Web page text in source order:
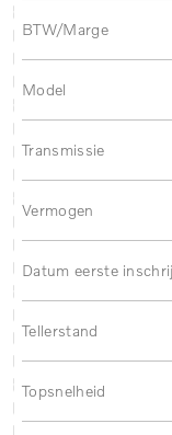
BTW/Marge
Model
Transmissie
Vermogen
Datum eerste
Tellerstand
Topsnelheid